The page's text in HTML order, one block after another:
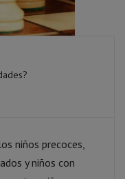
niños precoces,
y niños con